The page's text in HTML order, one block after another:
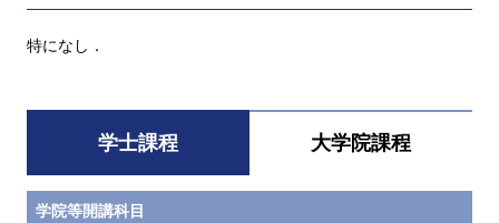
特になし．
学士課程 大学院課程
学院等開講科目